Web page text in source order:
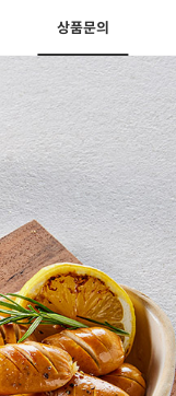
상품문의